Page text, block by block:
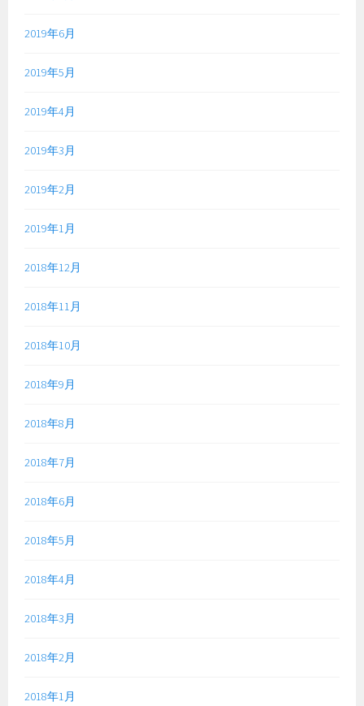
2019年6月
2019年5月
2019年4月
2019年3月
2019年2月
2019年1月
2018年12月
2018年11月
2018年10月
2018年9月
2018年8月
2018年7月
2018年6月
2018年5月
2018年4月
2018年3月
2018年2月
2018年1月